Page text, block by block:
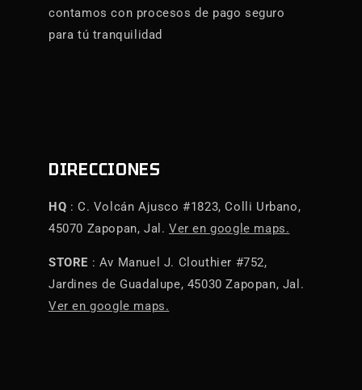
contamos con procesos de pago seguro
para tú tranquilidad
DIRECCIONES
HQ : C. Volcán Ajusco #1823, Colli Urbano,
45070 Zapopan, Jal. Ver en google maps.
STORE : Av Manuel J. Clouthier #752,
Jardines de Guadalupe, 45030 Zapopan, Jal.
Ver en google maps.